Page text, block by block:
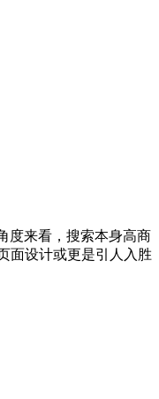
度来看，搜索本身高商
面设计或更是引人入胜